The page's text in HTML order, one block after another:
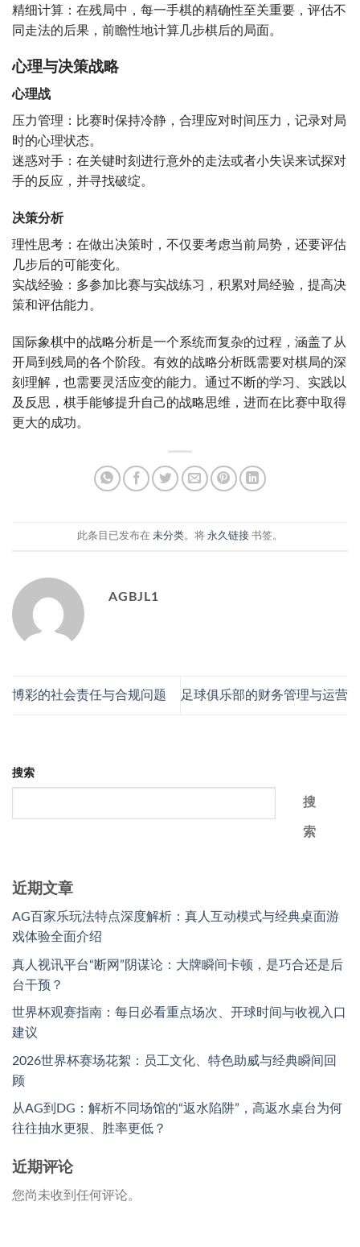
精细计算：在残局中，每一手棋的精确性至关重要，评估不
同走法的后果，前瞻性地计算几步棋后的局面。
心理与决策战略
心理战
压力管理：比赛时保持冷静，合理应对时间压力，记录对局
时的心理状态。
迷惑对手：在关键时刻进行意外的走法或者小失误来试探对
手的反应，并寻找破绽。
决策分析
理性思考：在做出决策时，不仅要考虑当前局势，还要评估
几步后的可能变化。
实战经验：多参加比赛与实战练习，积累对局经验，提高决
策和评估能力。
国际象棋中的战略分析是一个系统而复杂的过程，涵盖了从
开局到残局的各个阶段。有效的战略分析既需要对棋局的深
刻理解，也需要灵活应变的能力。通过不断的学习、实践以
及反思，棋手能够提升自己的战略思维，进而在比赛中取得
更大的成功。
此条目已发布在 未分类。将 永久链接 书签。
AGBJL1
博彩的社会责任与合规问题 足球俱乐部的财务管理与运营
搜索
搜
索
近期文章
AG百家乐玩法特点深度解析：真人互动模式与经典桌面游
戏体验全面介绍
真人视讯平台“断网”阴谋论：大牌瞬间卡顿，是巧合还是后
台干预？
世界杯观赛指南：每日必看重点场次、开球时间与收视入口
建议
2026世界杯赛场花絮：员工文化、特色助威与经典瞬间回
顾
从AG到DG：解析不同场馆的“返水陷阱”，高返水桌台为何
往往抽水更狠、胜率更低？
近期评论
您尚未收到任何评论。